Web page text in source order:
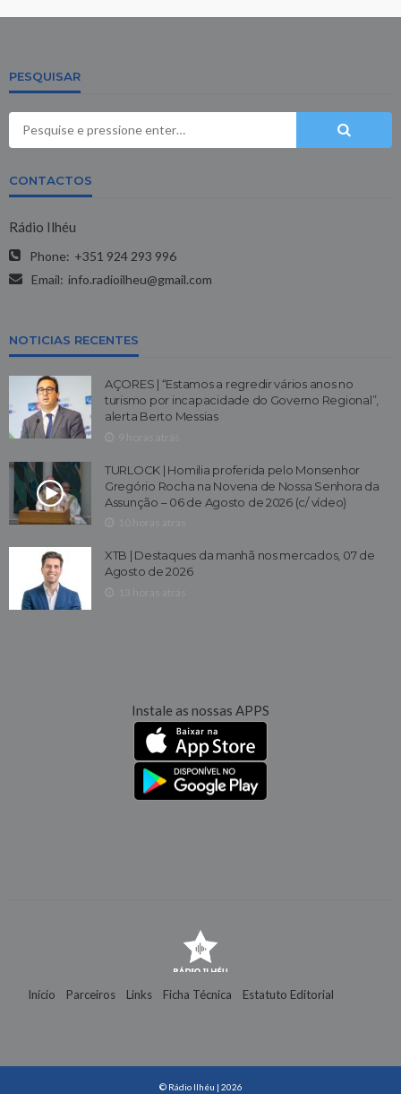
PESQUISAR
CONTACTOS
Rádio Ilhéu
Phone: +351 924 293 996
Email: info.radioilheu@gmail.com
NOTICIAS RECENTES
AÇORES | “Estamos a regredir vários anos no
turismo por incapacidade do Governo Regional”,
alerta Berto Messias
TURLOCK | Homilia proferida pelo Monsenhor
Gregório Rocha na Novena de Nossa Senhora da
Assunção – 06 de Agosto de 2026 (c/ vídeo)
XTB | Destaques da manhã nos mercados, 07 de
Agosto de 2026
Instale as nossas APPS
Início Parceiros Links Ficha Técnica Estatuto Editorial
© Rádio Ilhéu | 2026